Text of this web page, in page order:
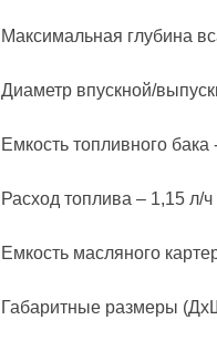
Максимальная глубина
Диаметр впускной/
Емкость топливного бака
Расход топлива – 1,15 л/ч
Емкость масляного
Габаритные размеры